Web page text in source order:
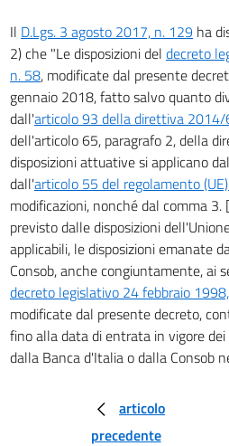
TITOLO II
SERVIZI((E ATTIVITÀ))DI
CAPO I
SOGGETTI E
18
18 bis
18 ter
19
20
20 bis
20 bis.1
20 ter
CAPO II
SVOLGIMENTO DEI SERVIZI
21 bis
Il D.Lgs. 3 agosto 2017, n. 129 ha
2) che "Le disposizioni del decreto
n. 58, modificate dal presente
gennaio 2018, fatto salvo quanto
dall'articolo 93 della direttiva 2014/
dell'articolo 65, paragrafo 2, della
disposizioni attuative si applicano
dall'articolo 55 del regolamento
modificazioni, nonché dal comma
previsto dalle disposizioni
applicabili, le disposizioni emanate
Consob, anche congiuntamente, ai
decreto legislativo 24 febbraio
modificate dal presente decreto,
fino alla data di entrata in vigore
dalla Banca d'Italia o dalla Consob
articolo
precedente